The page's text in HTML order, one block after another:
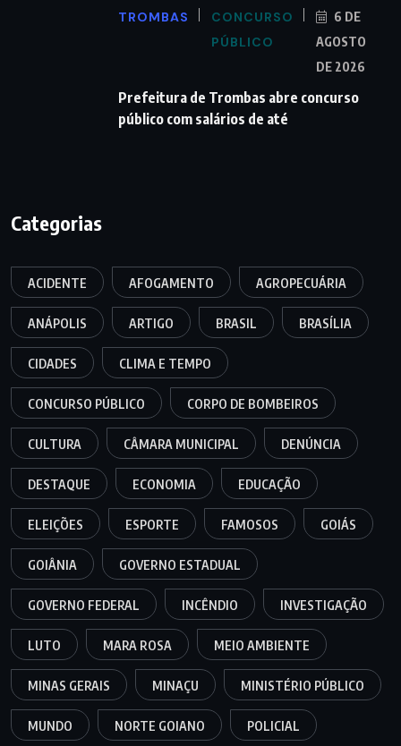
TROMBAS
CONCURSO
PÚBLICO
6 DE
AGOSTO
DE 2026
Prefeitura de Trombas abre concurso
público com salários de até
Categorias
ACIDENTE AFOGAMENTO AGROPECUÁRIA
ANÁPOLIS ARTIGO BRASIL BRASÍLIA
CIDADES CLIMA E TEMPO
CONCURSO PÚBLICO CORPO DE BOMBEIROS
CULTURA CÂMARA MUNICIPAL DENÚNCIA
DESTAQUE ECONOMIA EDUCAÇÃO
ELEIÇÕES ESPORTE FAMOSOS GOIÁS
GOIÂNIA GOVERNO ESTADUAL
GOVERNO FEDERAL INCÊNDIO INVESTIGAÇÃO
LUTO MARA ROSA MEIO AMBIENTE
MINAS GERAIS MINAÇU MINISTÉRIO PÚBLICO
MUNDO NORTE GOIANO POLICIAL